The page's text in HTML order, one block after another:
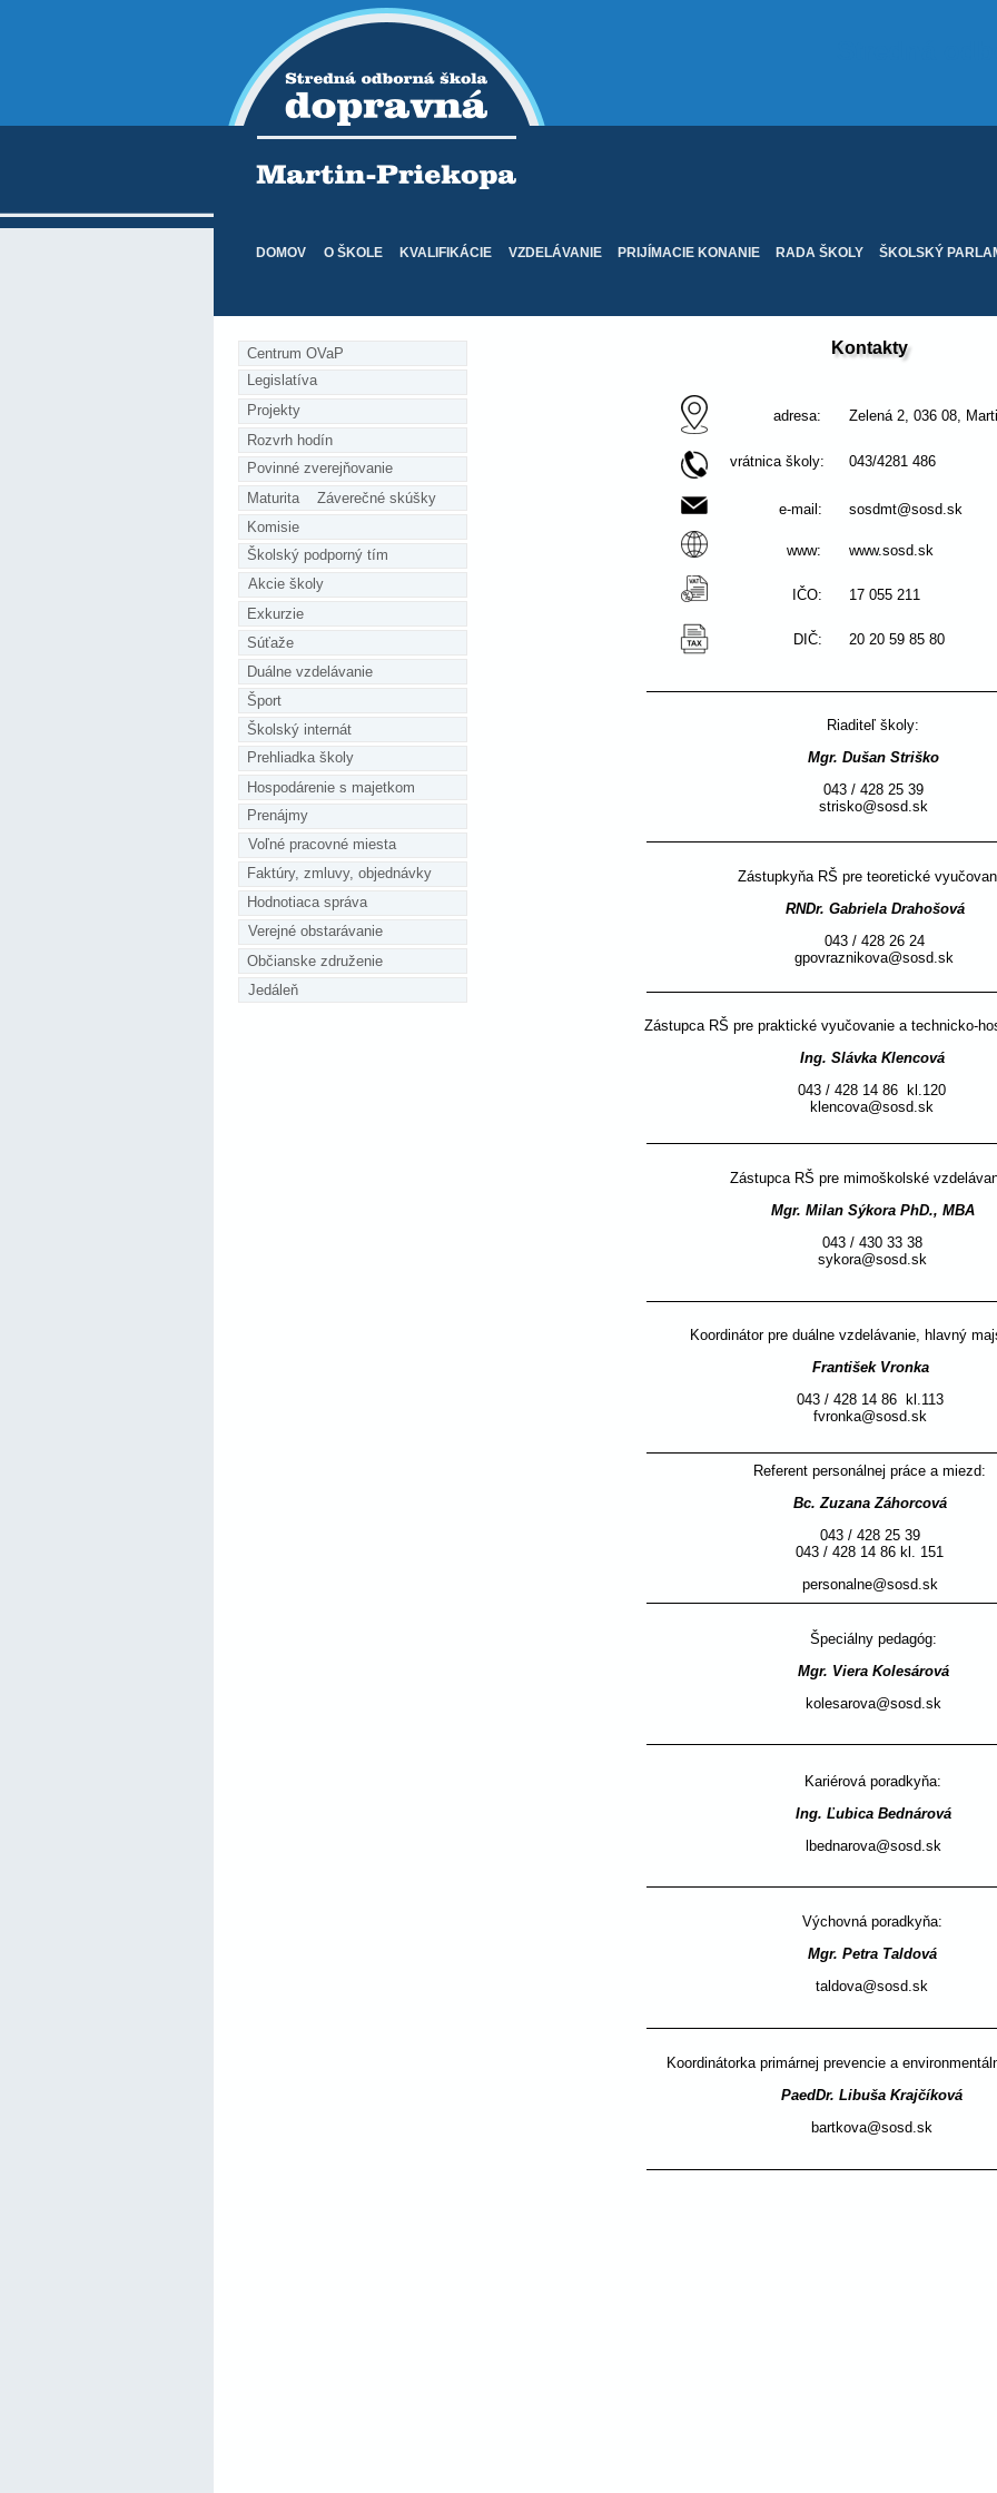
Kontakty
Riaditeľ školy:
Mgr. Dušan Striško
043 / 428 25 39
strisko@sosd.sk
Zástupca RŠ pre praktické vyučovanie a technicko-
Ing. Slávka Klencová
043 / 428 14 86  kl.120
klencova@sosd.sk
Zástupca RŠ pre mimoškolské
Mgr. Milan Sýkora PhD., MBA
043 / 430 33 38
sykora@sosd.sk
Zástupkyňa RŠ pre teoretické
RNDr. Gabriela Drahošová
043 / 428 26 24
gpovraznikova@sosd.sk
Koordinátor pre duálne vzdelávanie, hlavný
František Vronka
043 / 428 14 86  kl.113
fvronka@sosd.sk
Špeciálny pedagóg:
Mgr. Viera Kolesárová
kolesarova@sosd.sk
Kariérová poradkyňa:
Ing. Ľubica Bednárová
lbednarova@sosd.sk
Referent personálnej práce a miezd:
Bc. Zuzana Záhorcová
043 / 428 25 39
043 / 428 14 86 kl. 151
personalne@sosd.sk
Výchovná poradkyňa:
Mgr. Petra Taldová
taldova@sosd.sk
Koordinátorka primárnej prevencie a
PaedDr. Libuša Krajčíková
bartkova@sosd.sk
O ŠKOLE KVALIFIKÁCIE PRIJÍMACIE KONANIE RADA ŠKOLY ŠKOLSKÝ
DOMOV VZDELÁVANIE
Povinné zverejňovanie
Projekty
Maturita    Záverečné skúšky
Rozvrh hodín
Hodnotiaca správa
Verejné obstarávanie
Prehliadka školy
Šport
Školský internát
Komisie
Školský podporný tím
Občianske združenie
Prenájmy
Jedáleň
Faktúry, zmluvy, objednávky
Duálne vzdelávanie
Centrum OVaP
Exkurzie
Súťaže
Voľné pracovné miesta
Akcie školy
Hospodárenie s majetkom
Legislatíva
vrátnica školy:
e-mail:
www:
adresa:
043/4281 486
sosdmt@sosd.sk
www.sosd.sk
Zelená 2, 036 08,
IČO:
DIČ:
17 055 211
20 20 59 85 80